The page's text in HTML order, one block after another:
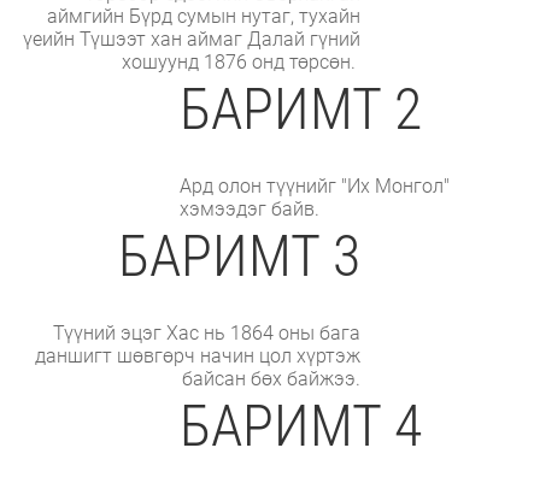
аймгийн Бүрд сумын нутаг, тухайн
үеийн Түшээт хан аймаг Далай гүний
хошуунд 1876 онд төрсөн.
БАРИМТ 2
Ард олон түүнийг "Их Монгол"
хэмээдэг байв.
БАРИМТ 3
Түүний эцэг Хас нь 1864 оны бага
даншигт шөвгөрч начин цол хүртэж
байсан бөх байжээ.
БАРИМТ 4